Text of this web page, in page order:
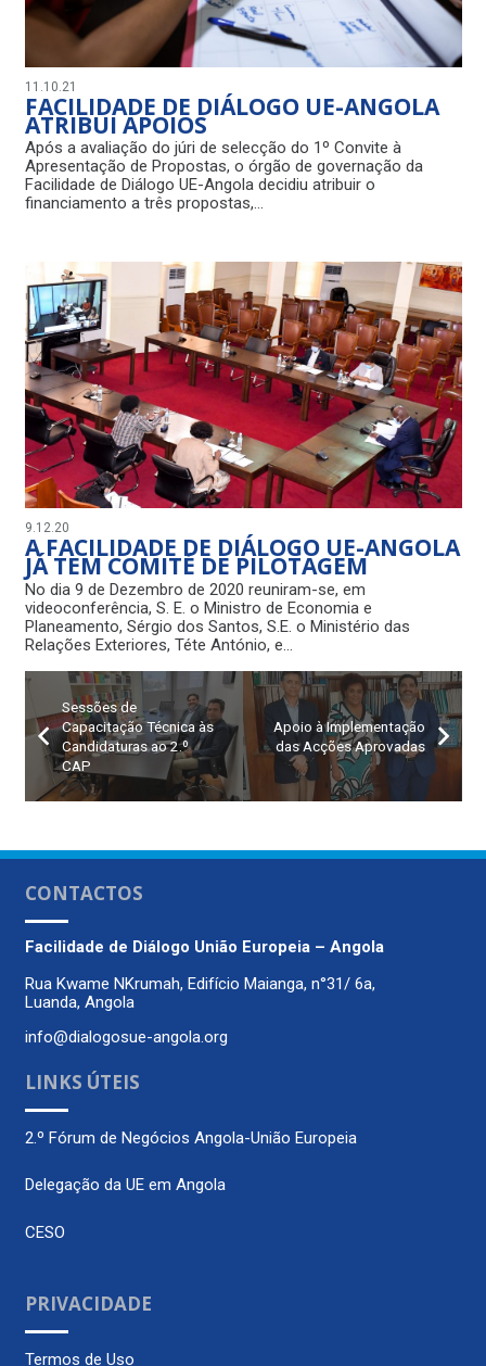
11.10.21
FACILIDADE DE DIÁLOGO UE-ANGOLA
ATRIBUI APOIOS
Após a avaliação do júri de selecção do 1º Convite à
Apresentação de Propostas, o órgão de governação da
Facilidade de Diálogo UE-Angola decidiu atribuir o
financiamento a três propostas,…
9.12.20
A FACILIDADE DE DIÁLOGO UE-ANGOLA
JÁ TEM COMITÉ DE PILOTAGEM
No dia 9 de Dezembro de 2020 reuniram-se, em
videoconferência, S. E. o Ministro de Economia e
Planeamento, Sérgio dos Santos, S.E. o Ministério das
Relações Exteriores, Téte António, e…
Sessões de
Capacitação Técnica às
Candidaturas ao 2.º
CAP
Apoio à Implementação
das Acções Aprovadas
CONTACTOS
Facilidade de Diálogo União Europeia – Angola
Rua Kwame NKrumah, Edifício Maianga, n°31/ 6a,
Luanda, Angola
info@dialogosue-angola.org
LINKS ÚTEIS
2.º Fórum de Negócios Angola-União Europeia
Delegação da UE em Angola
CESO
PRIVACIDADE
Termos de Uso